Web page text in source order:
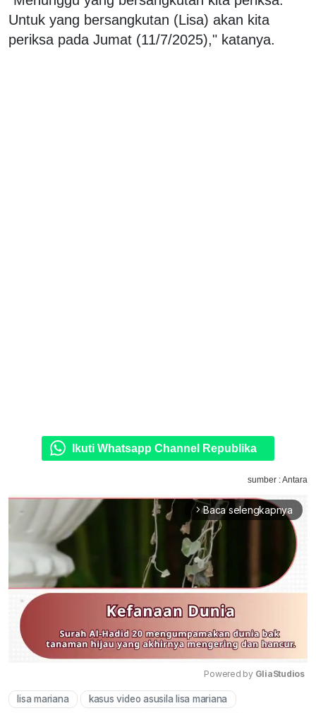
Untuk yang bersangkutan (Lisa) akan kita
periksa pada Jumat (11/7/2025)," katanya.
Ikuti Whatsapp Channel Republika
sumber : Antara
arrow_forward_ios Baca selengkapnya
Powered by GliaStudios
lisa mariana kasus video asusila lisa mariana